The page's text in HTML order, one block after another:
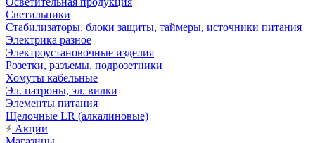
Светильники
Стабилизаторы, блоки защиты, таймеры, источники питания
Электрика разное
Электроустановочные изделия
Розетки, разъемы, подрозетники
Хомуты кабельные
Эл. патроны, эл. вилки
Элементы питания
Щелочные LR (алкалиновые)
Акции